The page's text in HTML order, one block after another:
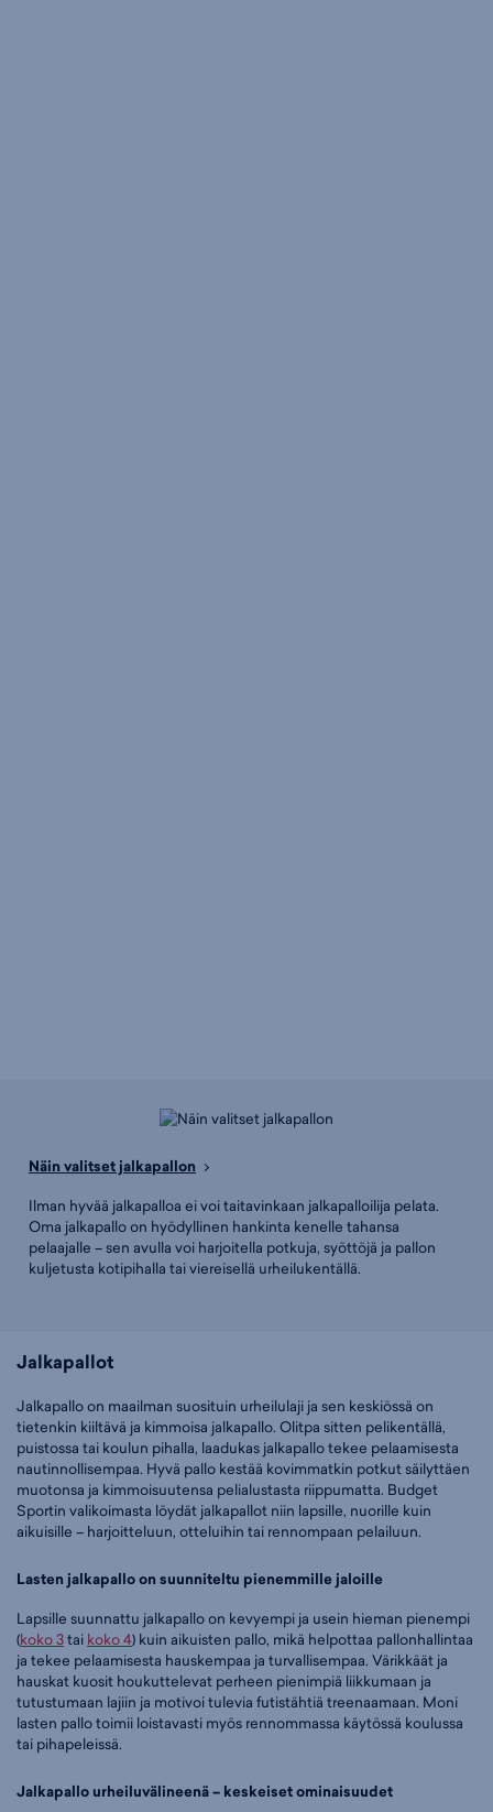
Näin valitset jalkapallon
Ilman hyvää jalkapalloa ei voi taitavinkaan jalkapalloilija pelata.
Oma jalkapallo on hyödyllinen hankinta kenelle tahansa
pelaajalle – sen avulla voi harjoitella potkuja, syöttöjä ja pallon
kuljetusta kotipihalla tai viereisellä urheilukentällä.
Jalkapallot
Jalkapallo on maailman suosituin urheilulaji ja sen keskiössä on
tietenkin kiiltävä ja kimmoisa jalkapallo. Olitpa sitten pelikentällä,
puistossa tai koulun pihalla, laadukas jalkapallo tekee pelaamisesta
nautinnollisempaa. Hyvä pallo kestää kovimmatkin potkut säilyttäen
muotonsa ja kimmoisuutensa pelialustasta riippumatta. Budget
Sportin valikoimasta löydät jalkapallot niin lapsille, nuorille kuin
aikuisille – harjoitteluun, otteluihin tai rennompaan pelailuun.
Lasten jalkapallo on suunniteltu pienemmille jaloille
Lapsille suunnattu jalkapallo on kevyempi ja usein hieman pienempi
(koko 3tai koko 4) kuin aikuisten pallo, mikä helpottaa pallonhallintaa
ja tekee pelaamisesta hauskempaa ja turvallisempaa. Värikkäät ja
hauskat kuosit houkuttelevat perheen pienimpiä liikkumaan ja
tutustumaan lajiin ja motivoi tulevia futistähtiä treenaamaan. Moni
lasten pallo toimii loistavasti myös rennommassa käytössä koulussa
tai pihapeleissä.
Jalkapallo urheiluvälineenä – keskeiset ominaisuudet